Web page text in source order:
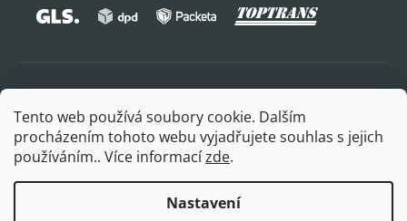
Tento web používá soubory cookie. Dalším
procházením tohoto webu vyjadřujete souhlas s jejich
používáním.. Více informacízde.
Nastavení